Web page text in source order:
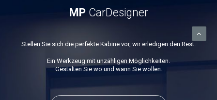
MPCarDesigner
Stellen Sie sich die perfekte Kabine vor, wir erledigen den Rest.
Ein Werkzeug mit unzähligen Möglichkeiten.
Gestalten Sie wo und wann Sie wollen.